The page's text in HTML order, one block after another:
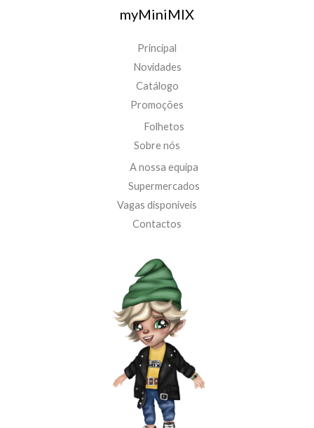
myMiniMIX
Principal
Novidades
Catálogo
Promoções
Folhetos
Sobre nós
A nossa equipa
Supermercados
Vagas disponíveis
Contactos